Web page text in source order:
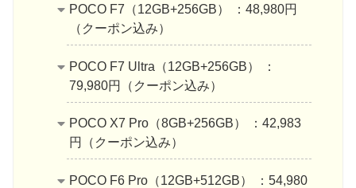
POCO F7（12GB+256GB） ：48,980円
（クーポン込み）
POCO F7 Ultra（12GB+256GB） ：
79,980円（クーポン込み）
POCO X7 Pro（8GB+256GB） ：42,983
円（クーポン込み）
POCO F6 Pro（12GB+512GB） ：54,980